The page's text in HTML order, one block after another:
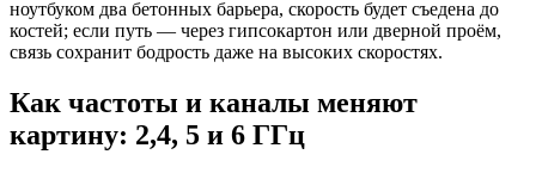
ноутбуком два бетонных барьера, скорость будет съедена до
костей; если путь — через гипсокартон или дверной проём,
связь сохранит бодрость даже на высоких скоростях.
Как частоты и каналы меняют
картину: 2,4, 5 и 6 ГГц